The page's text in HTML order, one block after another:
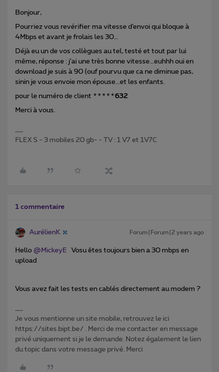
Bonjour,
Pourriez vous revérifier ma vitesse d’envoi qui bloque à
4Mbps et avant je frolais les 30…
Déjà eu un de vos collègues au tel, testé et tout par lui
même, réponse : j’ai une très bonne vitesse...euhhh oui en
download je suis à 90 (ouf pourvu que ca ne diminue pas,
sinin je vous envoie mon épouse...et les enfants.
pour le numéro de client *****632
Merci à vous.
FLEX S - 3 mobiles 20 gb- - TV : 1 V7 et 1V7C
1 commentaire
AurélienK Forum|Forum|2 years ago
Hello @MickeyE Vosu êtes toujours bien a 30 mbps en
upload
Vous avez fait les tests en cablés directement au modem ?
Je vous mentionne un site mobile, retrouvez le ici
https://sites.bipt.be/ . Merci de me contacter en message
privé uniquement si je le demande. Notez également le lien
du topic dans votre message privé. Merci